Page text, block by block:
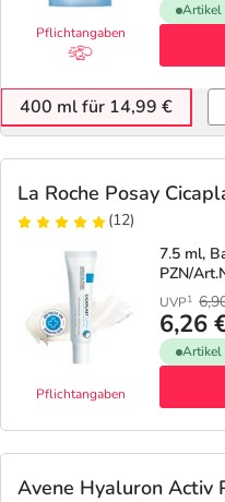
Pflichtangaben
Artikel
400 ml für 14,99 €
La Roche Posay
(12)
Pflichtangaben
7.5 ml,
PZN/
UVP1
6,26
Artikel
Avene Hyaluron Activ